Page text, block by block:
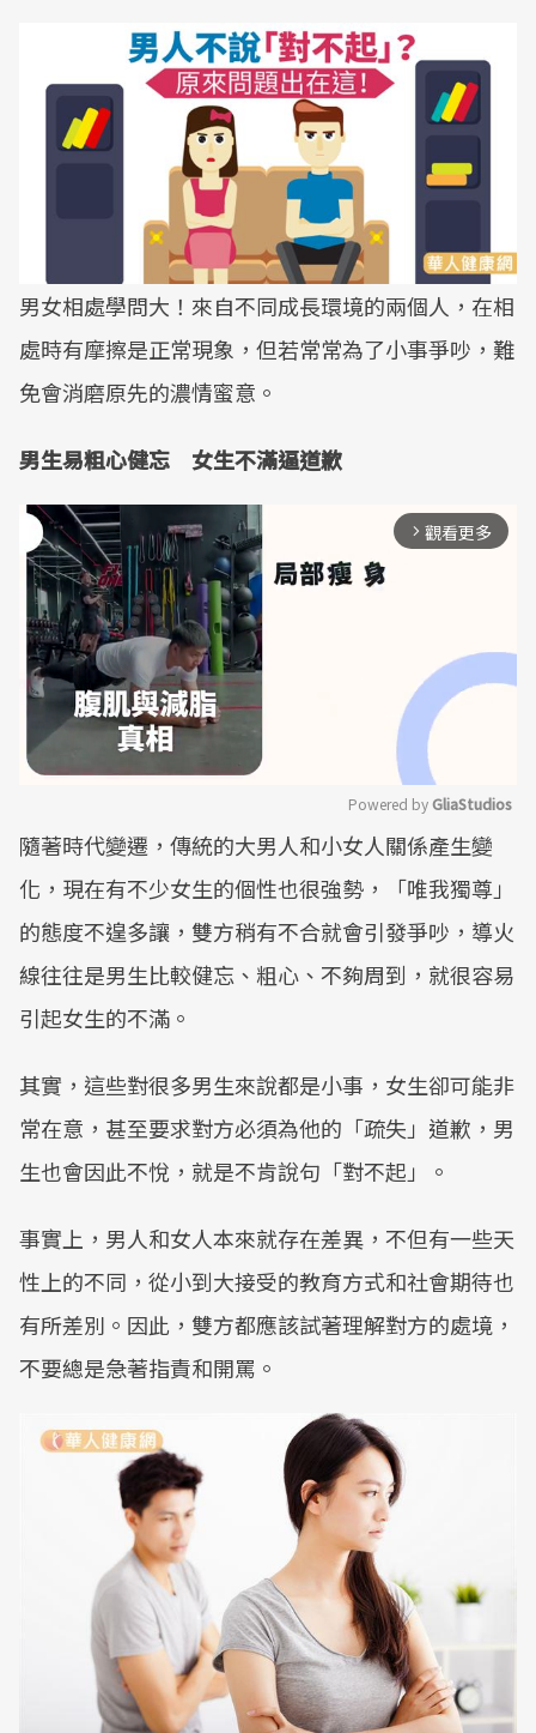
男女相處學問大！來自不同成長環境的兩個人，在相
處時有摩擦是正常現象，但若常常為了小事爭吵，難
免會消磨原先的濃情蜜意。
男生易粗心健忘 女生不滿逼道歉
arrow_forward_ios 觀看更多
Mute
Powered by GliaStudios
隨著時代變遷，傳統的大男人和小女人關係產生變
化，現在有不少女生的個性也很強勢，「唯我獨尊」
的態度不遑多讓，雙方稍有不合就會引發爭吵，導火
線往往是男生比較健忘、粗心、不夠周到，就很容易
引起女生的不滿。
其實，這些對很多男生來說都是小事，女生卻可能非
常在意，甚至要求對方必須為他的「疏失」道歉，男
生也會因此不悅，就是不肯說句「對不起」。
事實上，男人和女人本來就存在差異，不但有一些天
性上的不同，從小到大接受的教育方式和社會期待也
有所差別。因此，雙方都應該試著理解對方的處境，
不要總是急著指責和開罵。